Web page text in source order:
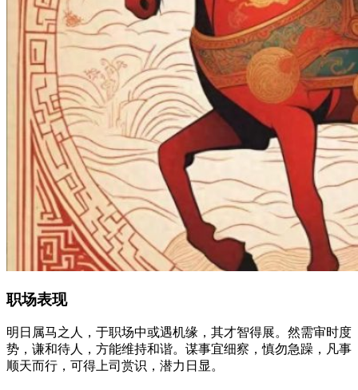
职场表现
明日属马之人，于职场中或遇机缘，其才智得展。然需审时度
势，谦和待人，方能维持和谐。谋事宜细察，慎勿急躁，凡事
顺天而行，可得上司赏识，潜力日显。